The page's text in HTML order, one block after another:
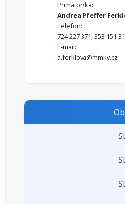
Primátor/ka:
Andrea Pfeffer
Telefon:
724 227 371, 353 151
E-mail:
a.ferklova@mmkv.cz